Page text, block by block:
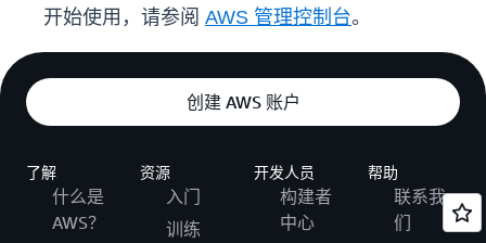
开始使用，请参阅 AWS 管理控制台。
创建 AWS 账户
了解
什么是
AWS？
资源
入门
训练
开发人员
构建者
中心
帮助
联系我
们